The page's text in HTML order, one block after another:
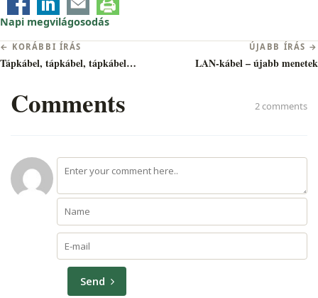
Napi megvilágosodás
Bejegyzés
navigáció
← KORÁBBI ÍRÁS
Tápkábel, tápkábel, tápkábel…
ÚJABB ÍRÁS →
LAN-kábel – újabb menetek
Comments 2 comments
Send